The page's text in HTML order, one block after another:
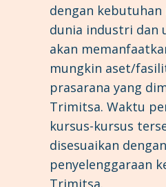
dengan kebutuhan
dunia industri dan
akan
mungkin aset/
prasarana yang
Trimitsa. Waktu
kursus-kursus
disesuaikan
penyelenggaraan
Trimitsa.